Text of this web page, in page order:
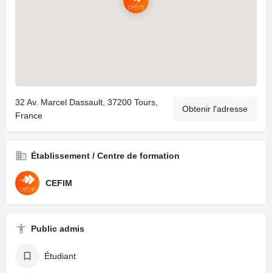
32 Av. Marcel Dassault, 37200 Tours,
France
Obtenir l'adresse
Établissement / Centre de formation
CEFIM
Public admis
Étudiant